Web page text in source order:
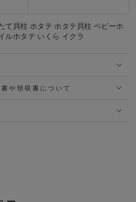
て貝柱 ホタテ ホタテ貝柱 ベビーホ
ルホタテ いくら イクラ
や領収書について